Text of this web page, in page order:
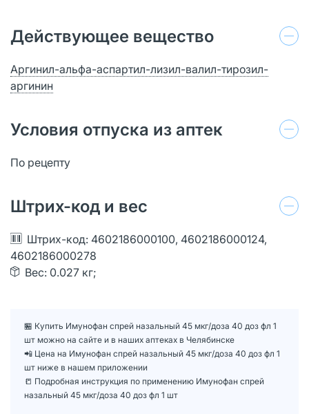
Действующее вещество
Аргинил-альфа-аспартил-лизил-валил-тирозил-
аргинин
Условия отпуска из аптек
По рецепту
Штрих-код и вес
Штрих-код: 4602186000100, 4602186000124,
4602186000278
Вес: 0.027 кг;
🏪 Купить Имунофан спрей назальный 45 мкг/доза 40 доз фл 1
шт можно на сайте и в наших аптеках в Челябинске
📲 Цена на Имунофан спрей назальный 45 мкг/доза 40 доз фл 1
шт ниже в нашем приложении
📒 Подробная инструкция по применению Имунофан спрей
назальный 45 мкг/доза 40 доз фл 1 шт